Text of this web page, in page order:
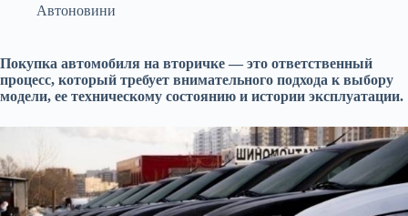
Автоновини
Покупка автомобиля на вторичке — это ответственный
процесс, который требует внимательного подхода к выбору
модели, ее техническому состоянию и истории эксплуатации.